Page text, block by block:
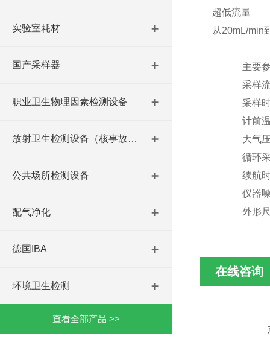
实验室耗材
国产采样器
职业卫生物理因素检测设备
放射卫生检测设备（核事故与放射医学）
公共场所检测设备
配气净化
德国IBA
环境卫生检测
查看全部产品 >>
超低流量
从20mL/min
主要
采样
采样
计前
大气
循环
续航
仪器
外形
在线咨询